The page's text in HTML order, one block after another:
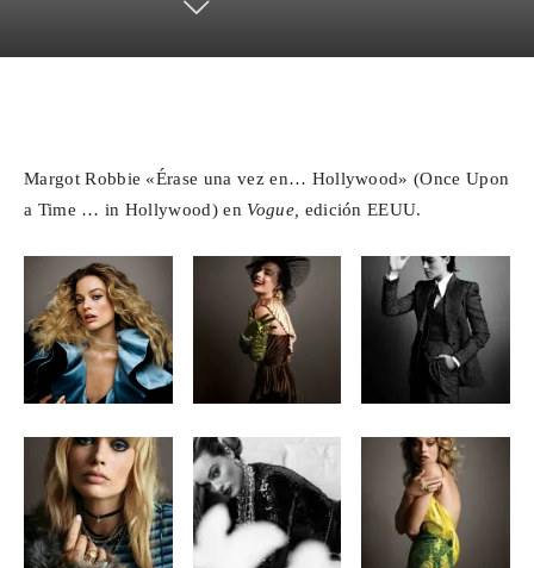
Margot Robbie «Érase una vez en… Hollywood» (Once Upon
a Time … in Hollywood) en Vogue, edición EEUU.